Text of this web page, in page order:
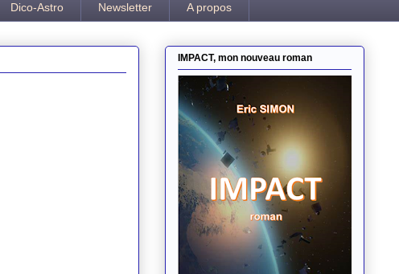
Dico-Astro Newsletter A propos
IMPACT, mon nouveau roman